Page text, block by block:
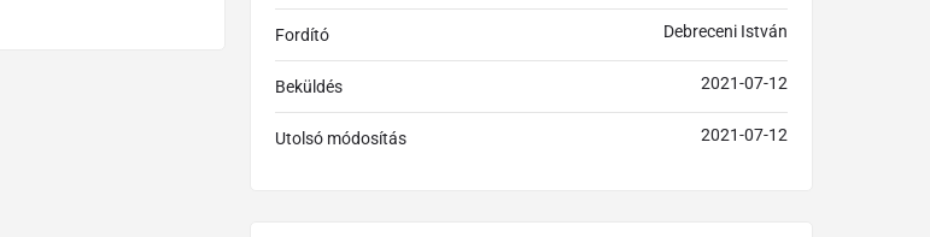
Fordító Debreceni István
Beküldés 2021-07-12
Utolsó módosítás 2021-07-12